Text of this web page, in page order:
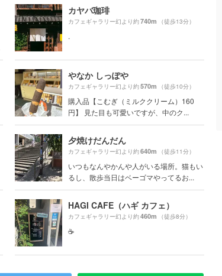
カヤバ珈琲
カフェギャラリー幻より約740m （徒歩13分）
.
やなか しっぽや
カフェギャラリー幻より約570m （徒歩10分）
購入品【こむぎ（ミルククリーム）160
円】 見た目も可愛いですが、中のク...
夕焼けだんだん
カフェギャラリー幻より約640m （徒歩11分）
いつもなんやかんや人がいる場所。猫もい
るし、散歩当日はベーゴマやってるお...
HAGI CAFE（ハギ カフェ）
カフェギャラリー幻より約460m （徒歩8分）
☕️